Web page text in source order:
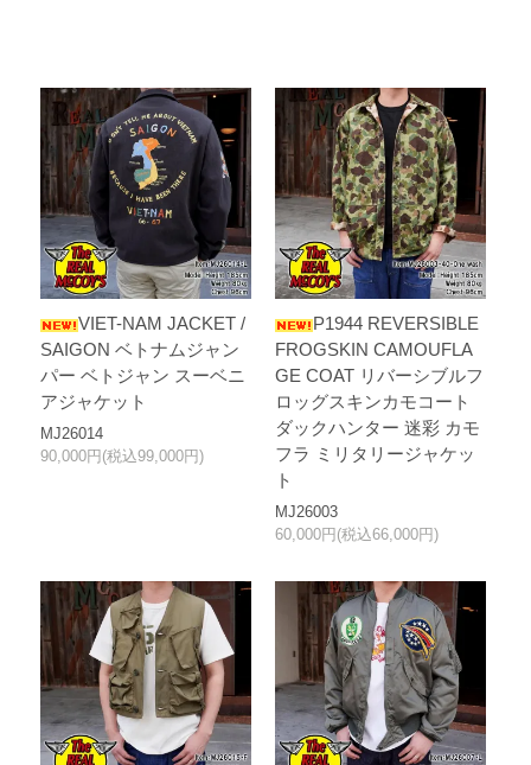
VIET-NAM JACKET /
SAIGON ベトナムジャン
パー ベトジャン スーベニ
アジャケット
MJ26014
90,000円(税込99,000円)
P1944 REVERSIBLE
FROGSKIN CAMOUFLA
GE COAT リバーシブルフ
ロッグスキンカモコート
ダックハンター 迷彩 カモ
フラ ミリタリージャケッ
ト
MJ26003
60,000円(税込66,000円)